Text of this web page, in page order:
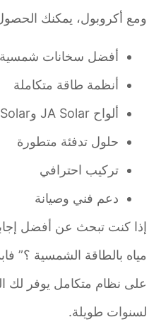
ومع أكروبول، يمكنك الحصول
أفضل سخانات شمسية
أنظمة طاقة متكاملة
ألواح JA Solar وJinko Solar
حلول تدفئة متطورة
تركيب احترافي
دعم فني وصيانة
إذا كنت تبحث عن أفضل
مياه بالطاقة الشمسية ؟”
على نظام متكامل يوفر لك
لسنوات طويلة.